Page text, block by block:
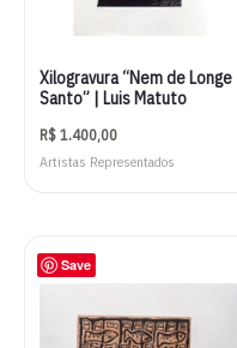
Xilogravura “Nem de Longe
Santo” | Luis Matuto
R$1.400,00
Artistas Representados
Save